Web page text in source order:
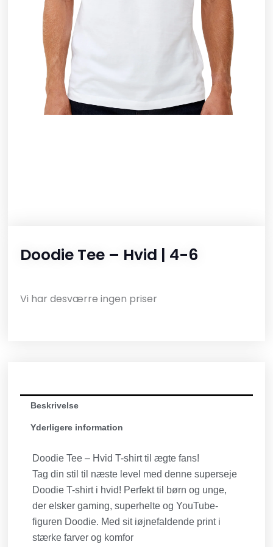
Doodie Tee – Hvid | 4-6
Vi har desværre ingen priser
Beskrivelse
Yderligere information
Doodie Tee – Hvid T-shirt til ægte fans!
Tag din stil til næste level med denne superseje
Doodie T-shirt i hvid! Perfekt til børn og unge,
der elsker gaming, superhelte og YouTube-
figuren Doodie. Med sit iøjnefaldende print i
stærke farver og komfor